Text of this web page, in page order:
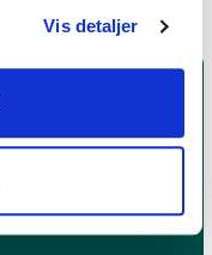
Vis detaljer